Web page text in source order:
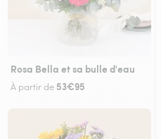
Rosa Bella et sa bulle d'eau
À partir de 53€95